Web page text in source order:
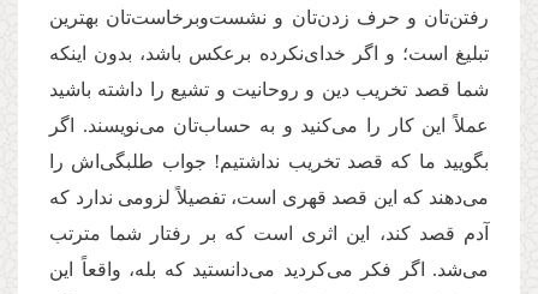
رفتن‌تان و حرف زدن‌تان و نشست‌وبرخاست‌تان بهترین
تبلیغ است؛ و اگر خدای‌نکرده برعکس باشد، بدون اینکه
شما قصد تخریب دین و روحانیت و تشیع را داشته باشید
عملاً این کار را می‌کنید و به حساب‌تان می‌نویسند. اگر
بگویید ما که قصد تخریب نداشتیم! جواب طلبگی‌اش را
می‌دهند که این قصد قهری است، تفصیلاً لزومی ندارد که
آدم قصد کند، این اثری است که بر رفتار شما مترتب
می‌شد. اگر فکر می‌کردید می‌دانستید که بله، واقعاً این